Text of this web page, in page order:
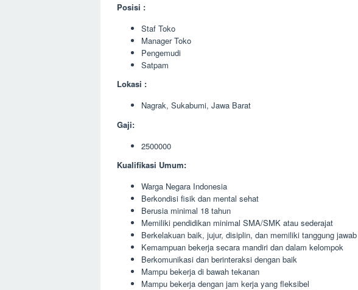
Posisi :
Staf Toko
Manager Toko
Pengemudi
Satpam
Lokasi :
Nagrak, Sukabumi, Jawa Barat
Gaji:
2500000
Kualifikasi Umum:
Warga Negara Indonesia
Berkondisi fisik dan mental sehat
Berusia minimal 18 tahun
Memiliki pendidikan minimal SMA/SMK atau sederajat
Berkelakuan baik, jujur, disiplin, dan memiliki tanggung jawab
Kemampuan bekerja secara mandiri dan dalam kelompok
Berkomunikasi dan berinteraksi dengan baik
Mampu bekerja di bawah tekanan
Mampu bekerja dengan jam kerja yang fleksibel